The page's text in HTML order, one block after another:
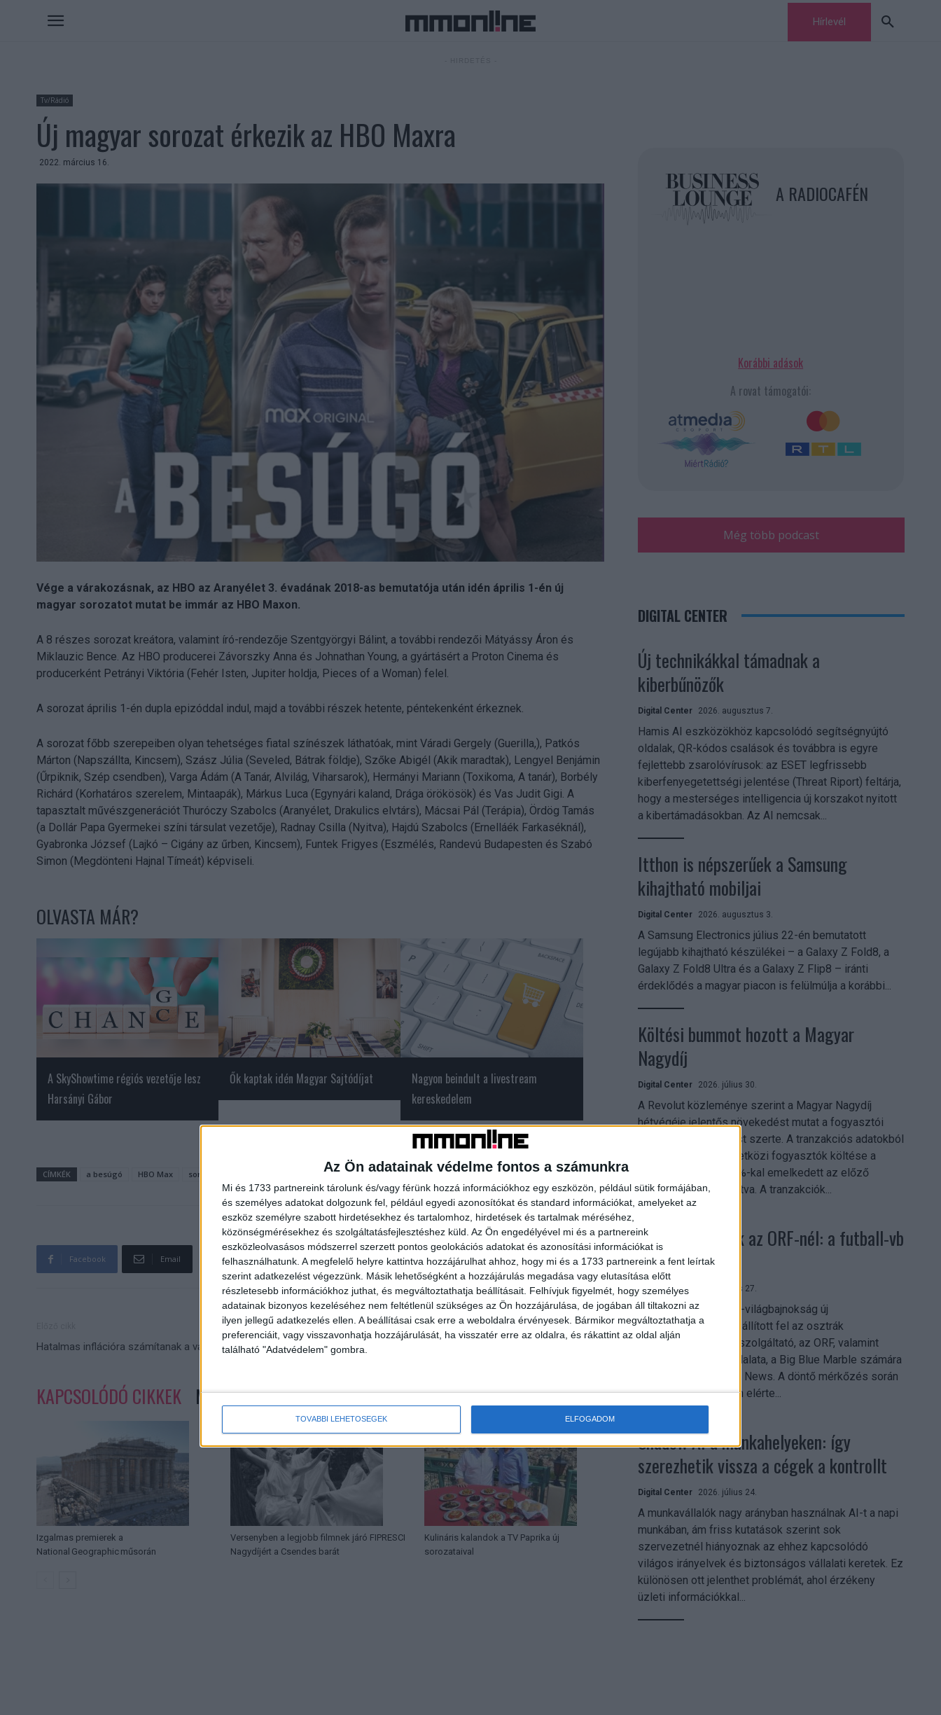
Az Ön adatainak védelme fontos a számunkra
Mi és 1733 partnereink tárolunk és/vagy férünk hozzá információkhoz egy eszközön, például sütik formájában,
és személyes adatokat dolgozunk fel, például egyedi azonosítókat és standard információkat, amelyeket az
eszköz személyre szabott hirdetésekhez és tartalomhoz, hirdetések és tartalmak méréséhez,
közönségmérésekhez és szolgáltatásfejlesztéshez küld. Az Ön engedélyével mi és a partnereink
eszközleolvasásos módszerrel szerzett pontos geolokációs adatokat és azonosítási információkat is
felhasználhatunk. A megfelelő helyre kattintva hozzájárulhat ahhoz, hogy mi és a 1733 partnereink a fent leírtak
szerint adatkezelést végezzünk. Másik lehetőségként a hozzájárulás megadása vagy elutasítása előtt
részletesebb információkhoz juthat, és megváltoztathatja beállításait. Felhívjuk figyelmét, hogy személyes
adatainak bizonyos kezeléséhez nem feltétlenül szükséges az Ön hozzájárulása, de jogában áll tiltakozni az
ilyen jellegű adatkezelés ellen. A beállításai csak erre a weboldalra érvényesek. Bármikor megváltoztathatja a
preferenciáit, vagy visszavonhatja hozzájárulását, ha visszatér erre az oldalra, és rákattint az oldal alján
található "Adatvédelem" gombra.
TOVÁBBI LEHETŐSÉGEK ELFOGADOM
Hírlevél
Tv/Rádió
Új magyar sorozat érkezik az HBO Maxra
2022. március 16.
Vége a várakozásnak, az HBO az Aranyélet 3. évadának 2018-as bemutatója után idén április 1-én új
magyar sorozatot mutat be immár az HBO Maxon.
A 8 részes sorozat kreátora, valamint író-rendezője Szentgyörgyi Bálint, a további rendezői Mátyássy Áron és
Miklauzic Bence. Az HBO producerei Závorszky Anna és Johnathan Young, a gyártásért a Proton Cinema és
producerként Petrányi Viktória (Fehér Isten, Jupiter holdja, Pieces of a Woman) felel.
A sorozat április 1-én dupla epizóddal indul, majd a további részek hetente, péntekenként érkeznek.
A sorozat főbb szerepeiben olyan tehetséges fiatal színészek láthatóak, mint Váradi Gergely (Guerilla,), Patkós
Márton (Napszállta, Kincsem), Szász Júlia (Seveled, Bátrak földje), Szőke Abigél (Akik maradtak), Lengyel Benjámin
(Űrpiknik, Szép csendben), Varga Ádám (A Tanár, Alvilág, Viharsarok), Hermányi Mariann (Toxikoma, A tanár), Borbély
Richárd (Korhatáros szerelem, Mintaapák), Márkus Luca (Egynyári kaland, Drága örökösök) és Vas Judit Gigi. A
tapasztalt művészgenerációt Thuróczy Szabolcs (Aranyélet, Drakulics elvtárs), Mácsai Pál (Terápia), Ördög Tamás
(a Dollár Papa Gyermekei színi társulat vezetője), Radnay Csilla (Nyitva), Hajdú Szabolcs (Ernelláék Farkaséknál),
Gyabronka József (Lajkó – Cigány az űrben, Kincsem), Funtek Frigyes (Eszmélés, Randevú Budapesten és Szabó
Simon (Megdönteni Hajnal Tímeát) képviseli.
OLVASTA MÁR?
A SkyShowtime régiós vezetője lesz
Harsányi Gábor
Ők kaptak idén Magyar Sajtódíjat
Nagyon beindult a livestream
kereskedelem
CÍMKÉK a besúgó HBO Max sorozat
Facebook Email
Hatalmas inflációra számítanak a vásárlók
Következő cikk
Prágában folytatja a BMW Magyarország ügyvezetője
KAPCSOLÓDÓ CIKKEK MORE FROM AUTHOR
Izgalmas premierek a
National Geographic műsorán
Versenyben a legjobb filmnek járó FIPRESCI
Nagydíjért a Csendes barát
Kulináris kalandok a TV Paprika új
sorozataival
A RADIOCAFÉN
Korábbi adások
A rovat támogatói:
Még több podcast
DIGITAL CENTER
Új technikákkal támadnak a
kiberbűnözők
Digital Center 2026. augusztus 7.
Hamis AI eszközökhöz kapcsolódó segítségnyújtó
oldalak, QR-kódos csalások és továbbra is egyre
fejlettebb zsarolóvírusok: az ESET legfrissebb
kiberfenyegetettségi jelentése (Threat Riport) feltárja,
hogy a mesterséges intelligencia új korszakot nyitott
a kibertámadásokban. Az AI nemcsak...
Itthon is népszerűek a Samsung
kihajtható mobiljai
Digital Center 2026. augusztus 3.
A Samsung Electronics július 22-én bemutatott
legújabb kihajtható készülékei – a Galaxy Z Fold8, a
Galaxy Z Fold8 Ultra és a Galaxy Z Flip8 – iránti
érdeklődés a magyar piacon is felülmúlja a korábbi...
Költési bummot hozott a Magyar
Nagydíj
Digital Center 2026. július 30.
A Revolut közleménye szerint a Magyar Nagydíj
hétvégéje jelentős növekedést mutat a fogyasztói
aktivitásban Budapest szerte. A tranzakciós adatokból
kiderül, hogy a nemzetközi fogyasztók költése a
versenyhétvégén 26%-kal emelkedett az előző
hétvégéhez viszonyítva. A tranzakciók...
Rekordok dőltek az ORF-nél: a futball-vb
mindent vitt
Digital Center 2026. július 27.
A 2026-os labdarúgó-világbajnokság új
streamingrekordokat állított fel az osztrák
közszolgálati műsorszolgáltató, az ORF, valamint
technológiai leányvállalata, a Big Blue Marble számára
– írja a Broadband TV News. A döntő mérkőzés során
az átlagos nézőszám elérte...
Shadow AI a munkahelyeken: így
szerezhetik vissza a cégek a kontrollt
Digital Center 2026. július 24.
A munkavállalók nagy arányban használnak AI-t a napi
munkában, ám friss kutatások szerint sok
szervezetnél hiányoznak az ehhez kapcsolódó
világos irányelvek és biztonságos vállalati keretek. Ez
különösen ott jelenthet problémát, ahol érzékeny
üzleti információkkal...